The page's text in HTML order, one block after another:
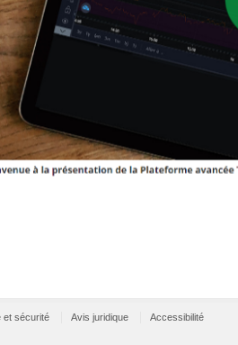
et sécurité Avis juridique Accessibilité